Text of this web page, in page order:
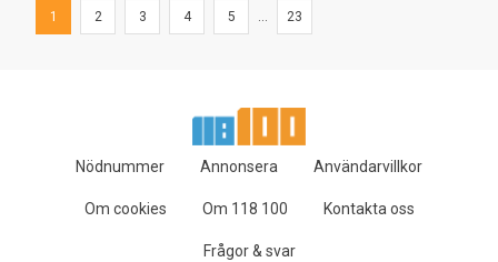
1 2 3 4 5 ... 23
Nödnummer Annonsera Användarvillkor
Om cookies Om 118 100 Kontakta oss
Frågor & svar